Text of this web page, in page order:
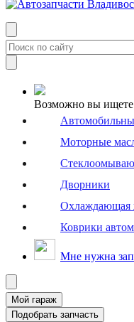
Возможно вы
Моторные
Дворники
Охлаждающая
Коврики
Мне нужна